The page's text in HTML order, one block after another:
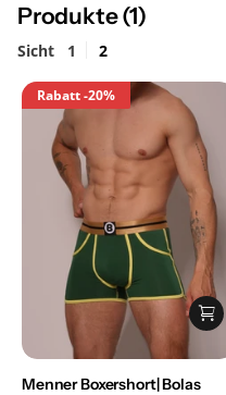
Produkte (1)
Sicht 1 2
Rabatt-20%
Menner Boxershort| Bolas